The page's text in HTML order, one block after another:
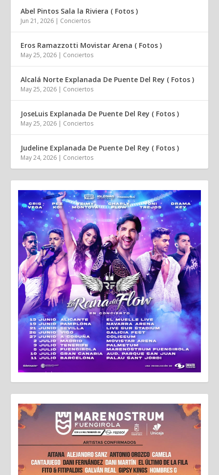
Abel Pintos Sala la Riviera ( Fotos )
Jun 21, 2026 | Conciertos
Eros Ramazzotti Movistar Arena ( Fotos )
May 25, 2026 | Conciertos
Alcalá Norte Explanada De Puente Del Rey ( Fotos )
May 25, 2026 | Conciertos
JoseLuis Explanada De Puente Del Rey ( Fotos )
May 25, 2026 | Conciertos
Judeline Explanada De Puente Del Rey ( Fotos )
May 24, 2026 | Conciertos